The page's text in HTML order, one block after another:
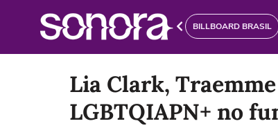
BILLBOARD BRASIL
Lia Clark,
LGBTQIAPN+ no